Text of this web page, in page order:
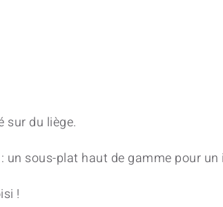
sur du liège.
un sous-plat haut de gamme pour
!